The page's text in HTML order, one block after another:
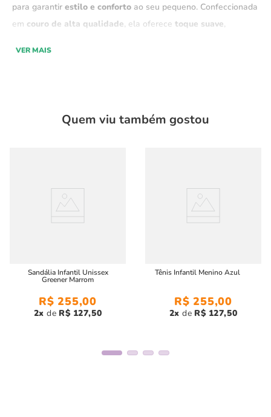
para garantir estilo e conforto ao seu pequeno. Confeccionada
em couro de alta qualidade, ela oferece toque suave,
Conforto e Estilo:
Ideal para complementar o look, com
estará confortável, estiloso e pronto para arrasar com muito
charme!
VER MAIS
Quem viu também gostou
Sandália Infantil Unissex
Greener Marrom
R$ 255,00
2 R$ 127,50
Tênis Infantil Menino Azul
R$ 255,00
2 R$ 127,50